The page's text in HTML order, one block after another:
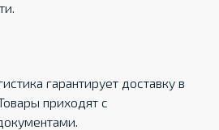
гарантирует доставку в
приходят с